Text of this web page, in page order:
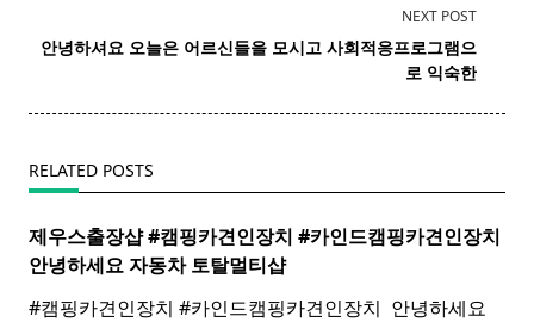
screen-
NEXT POST
안녕하셔요 오늘은 어르신들을 모시고 사회적응프로그램으
로 익숙한
RELATED POSTS
제우스출장샵 #캠핑카견인장치 #카인드캠핑카견인장치 ​
안녕하세요 자동차 토탈멀티샵
#캠핑카견인장치 #카인드캠핑카견인장치 ​ 안녕하세요